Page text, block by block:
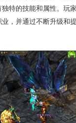
特的技能和属性。玩
，并通过不断升级和